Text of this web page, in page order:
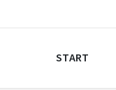
START